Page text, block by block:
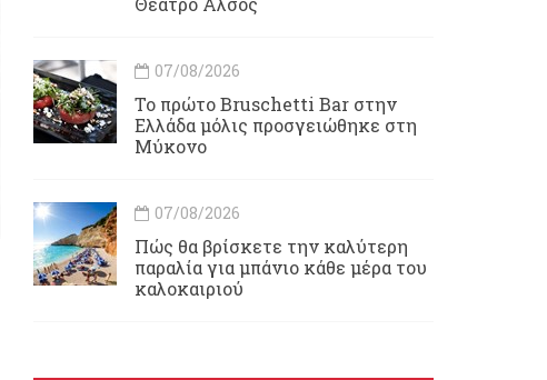
07/08/2026
Το πρώτο Bruschetti Bar στην
Ελλάδα μόλις προσγειώθηκε στη
Μύκονο
07/08/2026
Πώς θα βρίσκετε την καλύτερη
παραλία για μπάνιο κάθε μέρα του
καλοκαιριού